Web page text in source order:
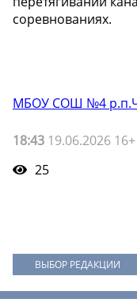
соревнованиях.
МБОУ СОШ №4
18:43 19.06.2026 16+
25
ВЫБОР РЕДАКЦИИ